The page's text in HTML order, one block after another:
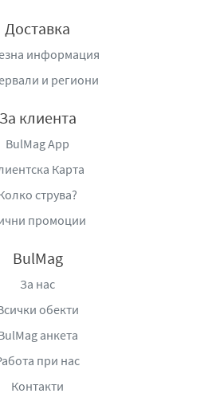
02/971 21 51, e-
,www.milkybio.com
Доставка
информация
и региони
За клиента
BulMag App
Карта
струва?
промоции
BulMag
За нас
обекти
анкета
при нас
Контакти